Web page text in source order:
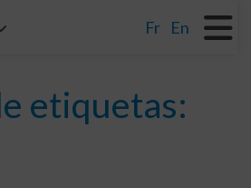
Fr En
etiquetas: